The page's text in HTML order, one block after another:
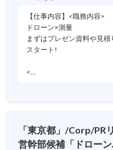
【仕事内容】<職務内容>
ドローン×測量
まずはプレゼン資料や見
スタート!
<…
「東京都」/Corp/PR
営幹部候補「ドロー